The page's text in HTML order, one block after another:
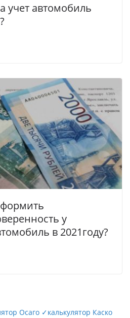
учет автомобиль
у
в 2021году?
Осаго ✓калькулятор Каско